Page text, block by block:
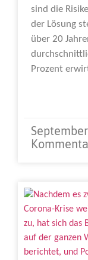
sind die
der Lösung
über 20
Prozent